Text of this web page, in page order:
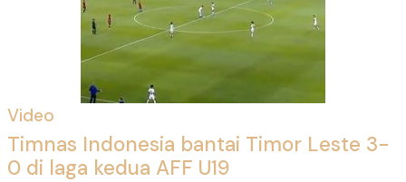
Video
Timnas Indonesia bantai Timor Leste 3-
0 di laga kedua AFF U19